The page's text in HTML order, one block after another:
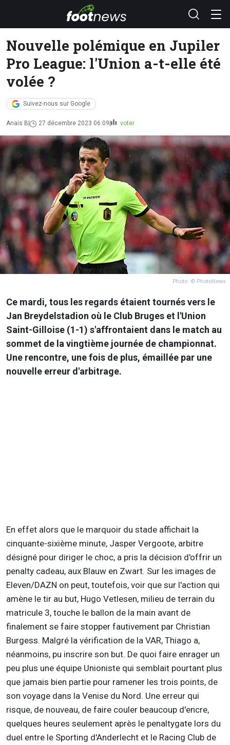
Nouvelle polémique en Jupiler
Pro League: l'Union a-t-elle été
volée ?
Suivez-nous sur Google
Anais B 27 décembre 2023 06:09 voter
Photo: © PhotoNews
Ce mardi, tous les regards étaient tournés vers le
Jan Breydelstadion où le Club Bruges et l'Union
Saint-Gilloise (1-1) s'affrontaient dans le match au
sommet de la vingtième journée de championnat.
Une rencontre, une fois de plus, émaillée par une
nouvelle erreur d'arbitrage.
En effet alors que le marquoir du stade affichait la
cinquante-sixième minute, Jasper Vergoote, arbitre
désigné pour diriger le choc, a pris la décision d'offrir un
penalty cadeau, aux Blauw en Zwart. Sur les images de
Eleven/DAZN on peut, toutefois, voir que sur l'action qui
amène le tir au but, Hugo Vetlesen, milieu de terrain du
matricule 3, touche le ballon de la main avant de
finalement se faire stopper fautivement par Christian
Burgess. Malgré la vérification de la VAR, Thiago a,
néanmoins, pu inscrire son but. De quoi faire enrager un
peu plus une équipe Unioniste qui semblait pourtant plus
que jamais bien partie pour ramener les trois points, de
son voyage dans la Venise du Nord. Une erreur qui
risque, de nouveau, de faire couler beaucoup d'encre,
quelques heures seulement après le penaltygate lors du
duel entre le Sporting d'Anderlecht et le Racing Club de